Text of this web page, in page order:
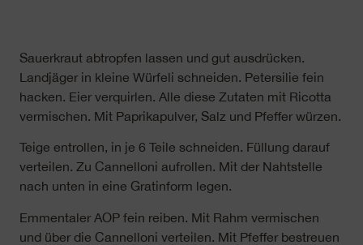
Sauerkraut abtropfen lassen und gut ausdrücken.
Landjäger in kleine Würfeli schneiden. Petersilie fein
hacken. Eier verquirlen. Alle diese Zutaten mit Ricotta
vermischen. Mit Paprikapulver, Salz und Pfeffer würzen.
Teige entrollen, in je 6 Teile schneiden. Füllung darauf
verteilen. Zu Cannelloni aufrollen. Mit der Nahtstelle
nach unten in eine Gratinform legen.
Emmentaler AOP fein reiben. Mit Rahm vermischen
und über die Cannelloni verteilen. Mit Pfeffer bestreuen